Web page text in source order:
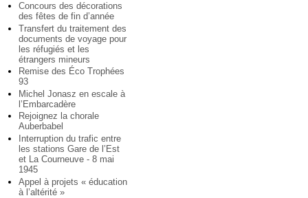
Concours des décorations
des fêtes de fin d’année
Transfert du traitement des
documents de voyage pour
les réfugiés et les
étrangers mineurs
Remise des Éco Trophées
93
Michel Jonasz en escale à
l’Embarcadère
Rejoignez la chorale
Auberbabel
Interruption du trafic entre
les stations Gare de l’Est
et La Courneuve - 8 mai
1945
Appel à projets « éducation
à l’altérité »